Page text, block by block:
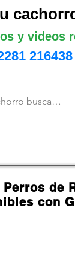
y videos
216438
de
con